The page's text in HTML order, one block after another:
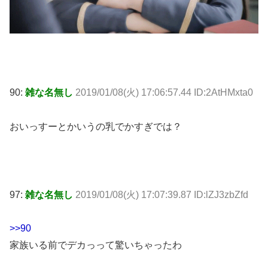
90: 雑な名無し 2019/01/08(火) 17:06:57.44 ID:2AtHMxta0
おいっすーとかいうの乳でかすぎでは？
97: 雑な名無し 2019/01/08(火) 17:07:39.87 ID:lZJ3zbZfd
>>90
家族いる前でデカっって驚いちゃったわ